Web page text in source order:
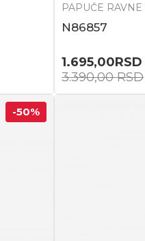
PAPUČE RAVNE
N86857
1.695,00RSD
3.390,00RSD
-50%